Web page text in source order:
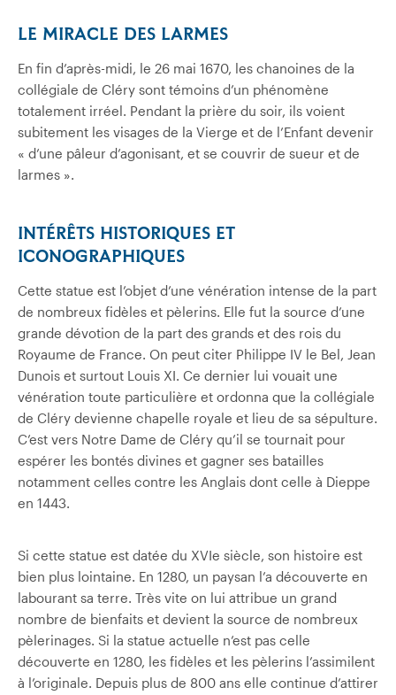
LE MIRACLE DES LARMES
En fin d’après-midi, le 26 mai 1670, les chanoines de la
collégiale de Cléry sont témoins d’un phénomène
totalement irréel. Pendant la prière du soir, ils voient
subitement les visages de la Vierge et de l’Enfant devenir
« d’une pâleur d’agonisant, et se couvrir de sueur et de
larmes ».
INTÉRÊTS HISTORIQUES ET
ICONOGRAPHIQUES
Cette statue est l’objet d’une vénération intense de la part
de nombreux fidèles et pèlerins. Elle fut la source d’une
grande dévotion de la part des grands et des rois du
Royaume de France. On peut citer Philippe IV le Bel, Jean
Dunois et surtout Louis XI. Ce dernier lui vouait une
vénération toute particulière et ordonna que la collégiale
de Cléry devienne chapelle royale et lieu de sa sépulture.
C’est vers Notre Dame de Cléry qu’il se tournait pour
espérer les bontés divines et gagner ses batailles
notamment celles contre les Anglais dont celle à Dieppe
en 1443.
Si cette statue est datée du XVIe siècle, son histoire est
bien plus lointaine. En 1280, un paysan l’a découverte en
labourant sa terre. Très vite on lui attribue un grand
nombre de bienfaits et devient la source de nombreux
pèlerinages. Si la statue actuelle n’est pas celle
découverte en 1280, les fidèles et les pèlerins l’assimilent
à l’originale. Depuis plus de 800 ans elle continue d’attirer